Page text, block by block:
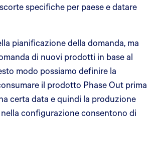
specifiche per paese e datare
pianificazione della domanda, ma
di nuovi prodotti in base al
modo possiamo definire la
il prodotto Phase Out prima
certa data e quindi la produzione
configurazione consentono di